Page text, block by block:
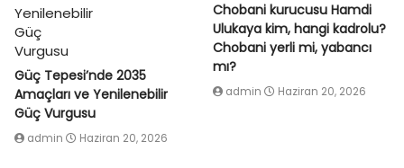
Güç Tepesi’nde 2035
Amaçları ve Yenilenebilir
Güç Vurgusu
admin Haziran 20, 2026
Chobani kurucusu Hamdi
Ulukaya kim, hangi kadrolu?
Chobani yerli mi, yabancı
mı?
admin Haziran 20, 2026